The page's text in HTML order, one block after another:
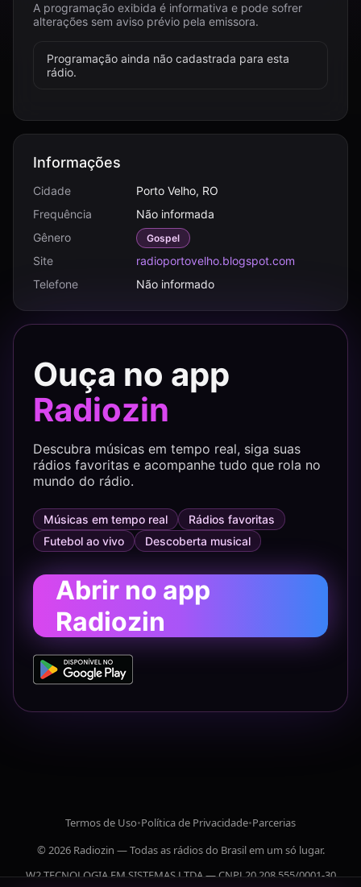
A programação exibida é informativa e pode sofrer
alterações sem aviso prévio pela emissora.
Programação ainda não cadastrada para esta
rádio.
Informações
Cidade
Porto Velho, RO
Frequência
Não informada
Gênero
Gospel
Site
radioportovelho.blogspot.com
Telefone
Não informado
Ouça no app
Radiozin
Descubra músicas em tempo real, siga suas
rádios favoritas e acompanhe tudo que rola no
mundo do rádio.
Músicas em tempo real
Rádios favoritas
Futebol ao vivo
Descoberta musical
Abrir no app
Radiozin
Termos de Uso•Política de Privacidade•Parcerias
© 2026 Radiozin — Todas as rádios do Brasil em um só lugar.
W2 TECNOLOGIA EM SISTEMAS LTDA — CNPJ 20.208.555/0001-30